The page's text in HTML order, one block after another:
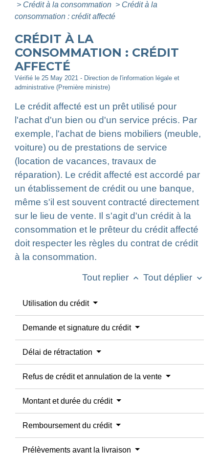
> Crédit à la consommation > Crédit à la
consommation : crédit affecté
CRÉDIT À LA
CONSOMMATION : CRÉDIT
AFFECTÉ
Vérifié le 25 May 2021 - Direction de l'information légale et
administrative (Première ministre)
Le crédit affecté est un prêt utilisé pour
l'achat d'un bien ou d'un service précis. Par
exemple, l'achat de biens mobiliers (meuble,
voiture) ou de prestations de service
(location de vacances, travaux de
réparation). Le crédit affecté est accordé par
un établissement de crédit ou une banque,
même s'il est souvent contracté directement
sur le lieu de vente. Il s'agit d'un crédit à la
consommation et le prêteur du crédit affecté
doit respecter les règles du contrat de crédit
à la consommation.
Tout replier keyboard_arrow_up Tout déplier keyboard_arrow_down
Utilisation du crédit
Demande et signature du crédit
Délai de rétractation
Refus de crédit et annulation de la vente
Montant et durée du crédit
Remboursement du crédit
Prélèvements avant la livraison